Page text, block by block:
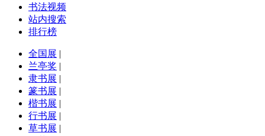
书法视频
站内搜索
排行榜
全国展 |
兰亭奖 |
隶书展 |
篆书展 |
楷书展 |
行书展 |
草书展 |